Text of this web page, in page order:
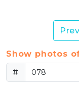
Show photos
#